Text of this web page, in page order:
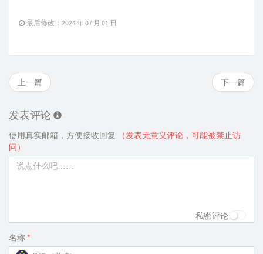
最后修改：2024 年 07 月 01 日
下一篇
上一篇
发表评论
使用真实邮箱，方便接收回复
（发表无意义评论，可能被禁止访
问）
私密评论
名称 *